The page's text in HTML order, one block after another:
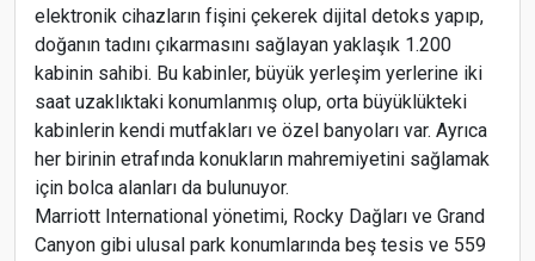
elektronik cihazların fişini çekerek dijital detoks yapıp,
doğanın tadını çıkarmasını sağlayan yaklaşık 1.200
kabinin sahibi. Bu kabinler, büyük yerleşim yerlerine iki
saat uzaklıktaki konumlanmış olup, orta büyüklükteki
kabinlerin kendi mutfakları ve özel banyoları var. Ayrıca
her birinin etrafında konukların mahremiyetini sağlamak
için bolca alanları da bulunuyor.
Marriott International yönetimi, Rocky Dağları ve Grand
Canyon gibi ulusal park konumlarında beş tesis ve 559